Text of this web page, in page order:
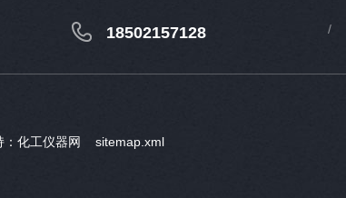
18502157128
化工仪器网 sitemap.xml